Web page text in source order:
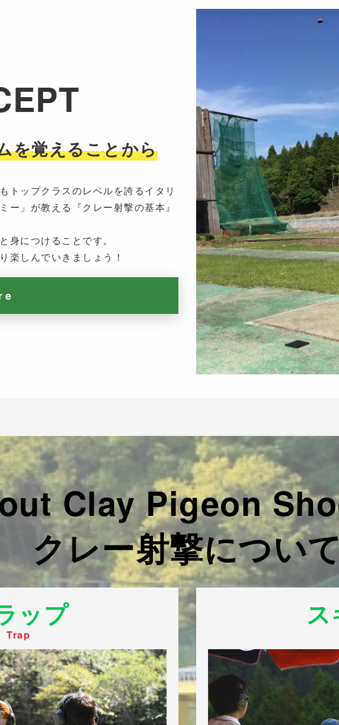
を覚えることから
トップクラスのレベルを誇るイタリ
ー」が教える『クレー射撃の基本』
身につけることです。
楽しんでいきましょう！
Clay Pigeon
クレー射撃につい
ップ
Trap
ス